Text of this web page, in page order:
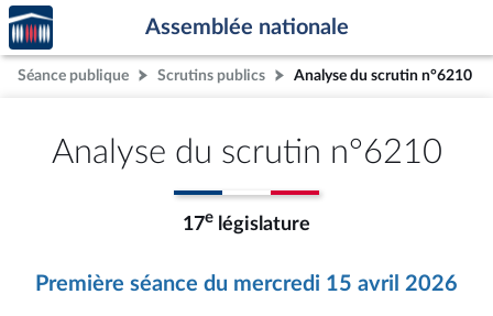
Aller au contenu
Aller en bas de la page
Accèder
à la
page
d'accueil
Assemblée nationale
Séance publique Scrutins publics Analyse du scrutin n°6210
Analyse du scrutin n°6210
17e législature
Première séance du mercredi 15 avril 2026